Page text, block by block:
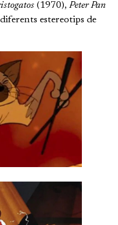
(1970), Peter Pan
estereotips de